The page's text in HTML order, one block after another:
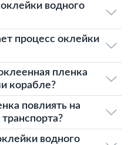
водного
процесс оклейки
пленка
корабле?
повлиять на
водного